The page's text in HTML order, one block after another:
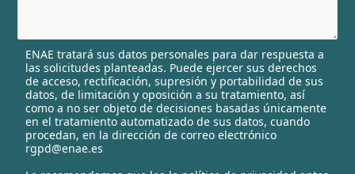
l
e
c
t
e
d
ENAE tratará sus datos personales para dar respuesta a
las solicitudes planteadas. Puede ejercer sus derechos
de acceso, rectificación, supresión y portabilidad de sus
datos, de limitación y oposición a su tratamiento, así
como a no ser objeto de decisiones basadas únicamente
en el tratamiento automatizado de sus datos, cuando
procedan, en la dirección de correo electrónico
rgpd@enae.es